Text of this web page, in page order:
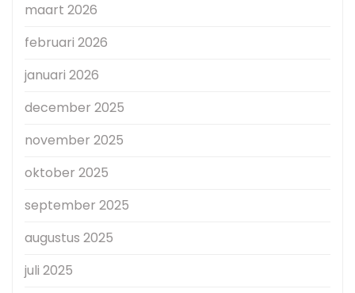
maart 2026
februari 2026
januari 2026
december 2025
november 2025
oktober 2025
september 2025
augustus 2025
juli 2025